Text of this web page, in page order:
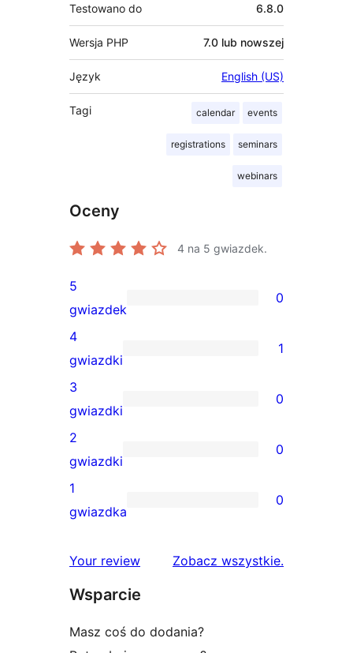
Testowano do 6.8.0
Wersja PHP 7.0 lub nowszej
Język English (US)
Tagi calendar events
registrations seminars
webinars
Oceny
4 na 5 gwiazdek.
0
recenzji
5-
gwiazdkowych
5
gwiazdek
0
1
recenzja
4-
gwiazdkowa
4
gwiazdki
1
0
recenzji
3-
gwiazdkowych
3
gwiazdki
0
0
recenzji
2-
2
gwiazdki
0
0
1-
1
gwiazdka
0
Your review Zobacz wszystkierecenzje
.
Wsparcie
Masz coś do dodania?